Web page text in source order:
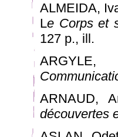
ALMEIDA,
Le Corps et
127 p., ill.
ARNAUD,
découvertes